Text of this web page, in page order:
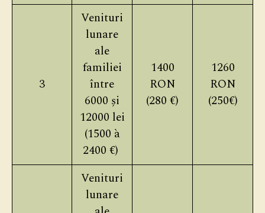
3
Venituri
lunare
ale
familiei
între
6000 și
12000 lei
(1500 à
2400 €)
1400
RON
(280 €)
1260
RON
(250€)
Venituri
lunare